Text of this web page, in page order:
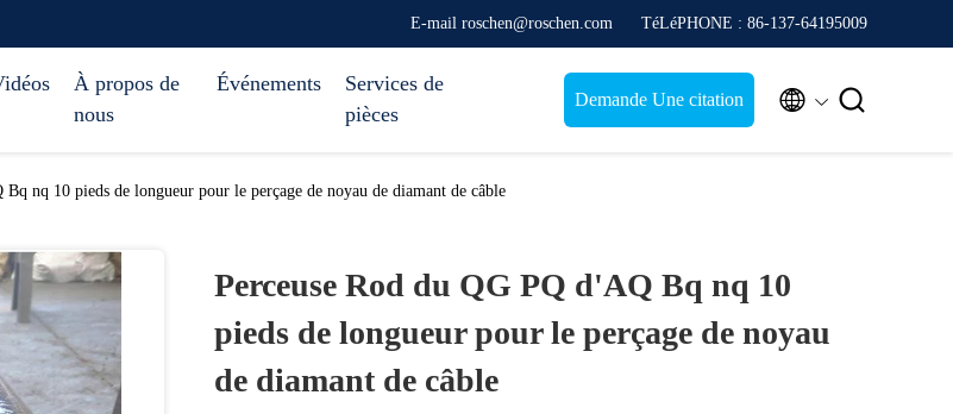
E-mail roschen@roschen.com TéLéPHONE : 86-137-64195009
À propos de
nous
Événements
Services de
pièces
Demande Une citation  
nq 10 pieds de longueur pour le perçage de noyau de diamant de câble
Perceuse Rod du QG PQ d'AQ Bq nq 10
pieds de longueur pour le perçage de noyau
de diamant de câble